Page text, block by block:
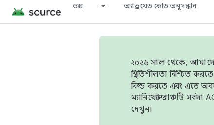
ডক্স অ্যান্ড্রয়েড কোড অনুসন্ধান
২০২৬ সাল থেকে, আমাদের
স্থিতিশীলতা নিশ্চিত
বিল্ড করতে এবং এতে
ম্যানিফেস্ট ব্রাঞ্চটি
দেখুন।